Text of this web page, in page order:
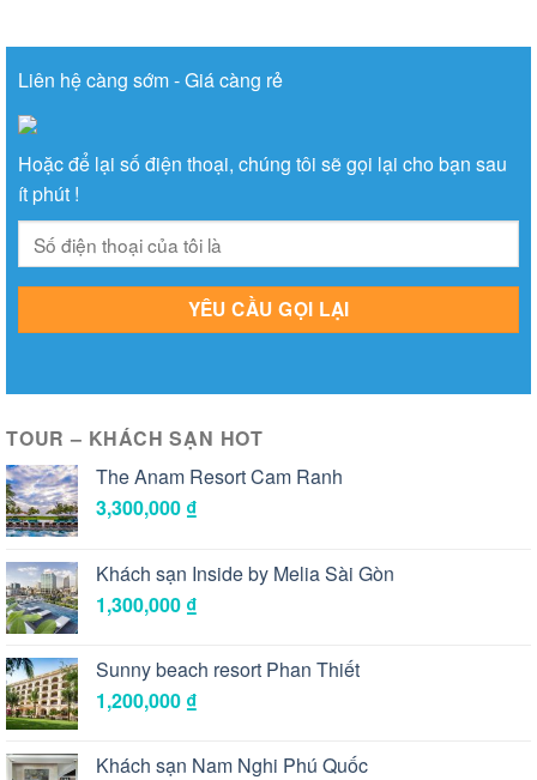
Liên hệ càng sớm - Giá càng rẻ
Hoặc để lại số điện thoại, chúng tôi sẽ gọi lại cho bạn sau
ít phút !
TOUR – KHÁCH SẠN HOT
The Anam Resort Cam Ranh
3,300,000 ₫
Khách sạn Inside by Melia Sài Gòn
1,300,000 ₫
Sunny beach resort Phan Thiết
1,200,000 ₫
Khách sạn Nam Nghi Phú Quốc